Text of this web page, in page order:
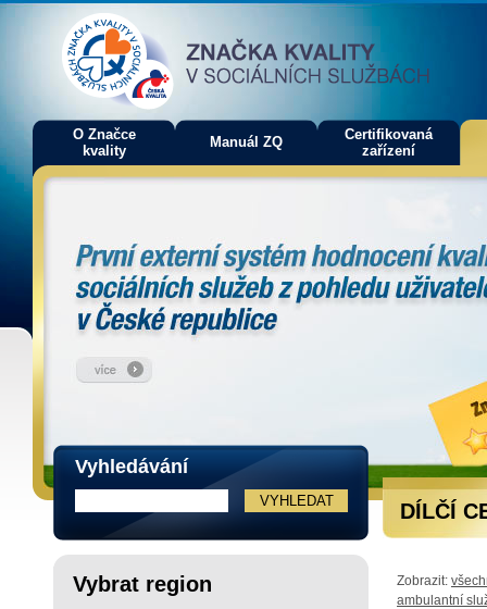
O Značce
kvality
Manuál ZQ
Certifikovaná
zařízení
Vyhledávání
Vybrat region
DÍLČÍ
Zobrazit:
ambulantní